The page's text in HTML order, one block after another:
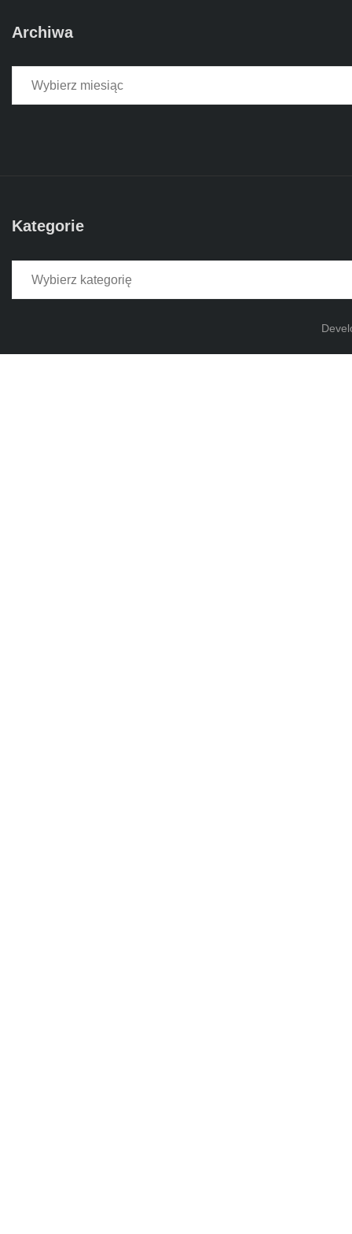
Archiwa
Kategorie
Kategorie